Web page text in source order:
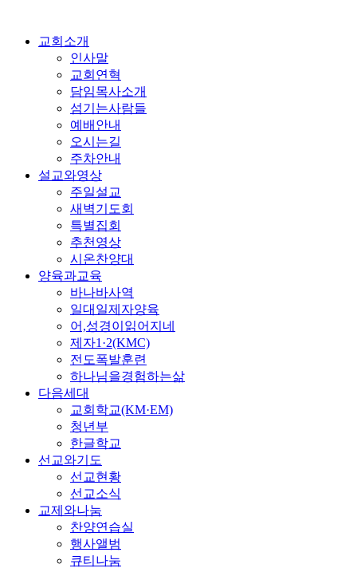
교회소개
인사말
교회연혁
담임목사소개
섬기는사람들
예배안내
오시는길
주차안내
설교와영상
주일설교
새벽기도회
특별집회
추천영상
시온찬양대
양육과교육
바나바사역
일대일제자양육
어,성경이읽어지네
제자1·2(KMC)
전도폭발훈련
하나님을경험하는삶
다음세대
교회학교(KM·EM)
청년부
한글학교
선교와기도
선교현황
선교소식
교제와나눔
찬양연습실
행사앨범
큐티나눔